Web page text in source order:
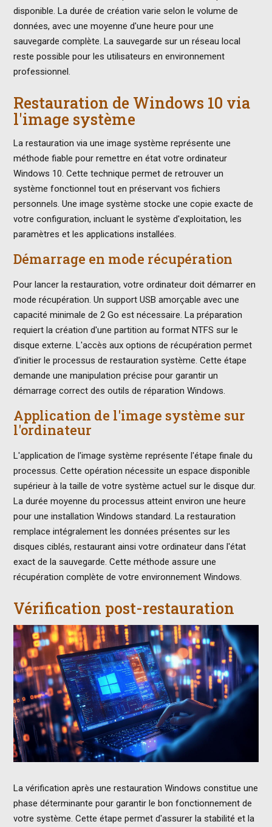
disponible. La durée de création varie selon le volume de
données, avec une moyenne d'une heure pour une
sauvegarde complète. La sauvegarde sur un réseau local
reste possible pour les utilisateurs en environnement
professionnel.
Restauration de Windows 10 via
l'image système
La restauration via une image système représente une
méthode fiable pour remettre en état votre ordinateur
Windows 10. Cette technique permet de retrouver un
système fonctionnel tout en préservant vos fichiers
personnels. Une image système stocke une copie exacte de
votre configuration, incluant le système d'exploitation, les
paramètres et les applications installées.
Démarrage en mode récupération
Pour lancer la restauration, votre ordinateur doit démarrer en
mode récupération. Un support USB amorçable avec une
capacité minimale de 2 Go est nécessaire. La préparation
requiert la création d'une partition au format NTFS sur le
disque externe. L'accès aux options de récupération permet
d'initier le processus de restauration système. Cette étape
demande une manipulation précise pour garantir un
démarrage correct des outils de réparation Windows.
Application de l'image système sur
l'ordinateur
L'application de l'image système représente l'étape finale du
processus. Cette opération nécessite un espace disponible
supérieur à la taille de votre système actuel sur le disque dur.
La durée moyenne du processus atteint environ une heure
pour une installation Windows standard. La restauration
remplace intégralement les données présentes sur les
disques ciblés, restaurant ainsi votre ordinateur dans l'état
exact de la sauvegarde. Cette méthode assure une
récupération complète de votre environnement Windows.
Vérification post-restauration
La vérification après une restauration Windows constitue une
phase déterminante pour garantir le bon fonctionnement de
votre système. Cette étape permet d'assurer la stabilité et la